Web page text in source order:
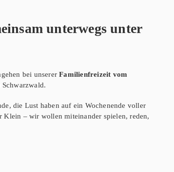
unterwegs unter
bei unsererFamilienfreizeit vom
die Lust haben auf ein Wochenende voller
Klein – wir wollen miteinander spielen, reden,